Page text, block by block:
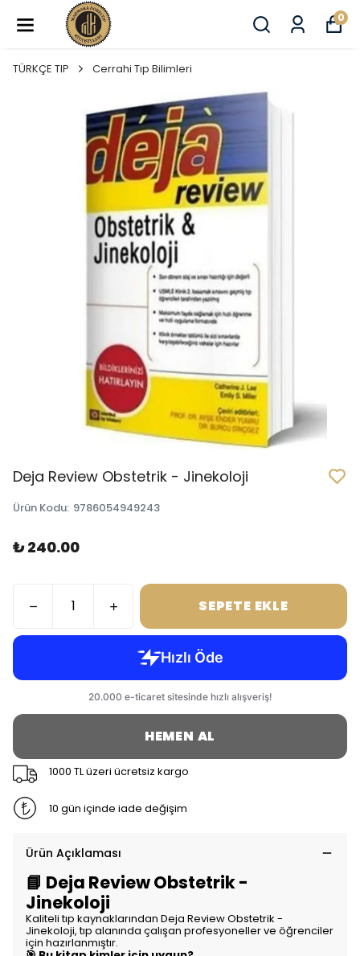
0
TÜRKÇE TIP Cerrahi Tıp Bilimleri
Deja Review Obstetrik - Jinekoloji
Ürün Kodu: 9786054949243
₺ 240.00
SEPETE EKLE
HEMEN AL
1000 TL üzeri ücretsiz kargo
10 gün içinde iade değişim
Ürün Açıklaması
📘 Deja Review Obstetrik -
Jinekoloji
Kaliteli tıp kaynaklarından Deja Review Obstetrik -
Jinekoloji, tıp alanında çalışan profesyoneller ve öğrenciler
için hazırlanmıştır.